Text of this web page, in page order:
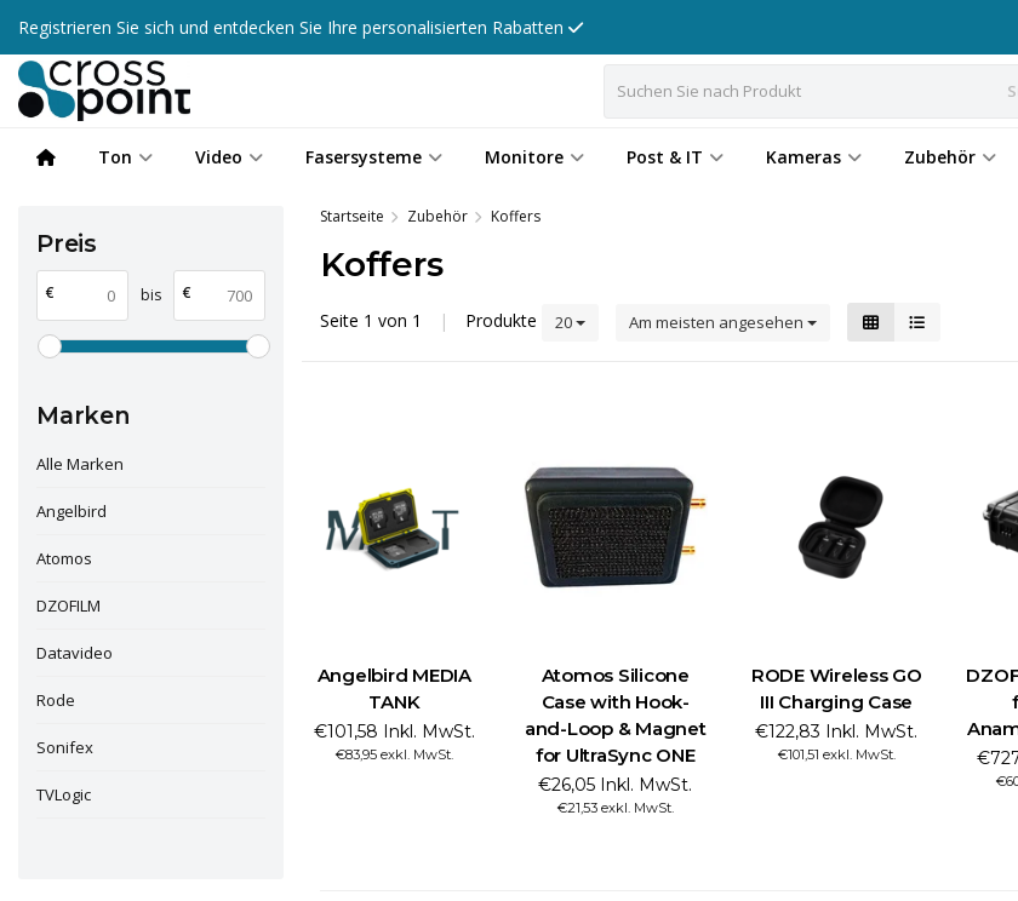
Registrieren Sie sich und entdecken Sie Ihre personalisierten Rabatten
Ton Video Fasersysteme Monitore Post & IT Kameras Zubehör
Preis
€ bis €
Marken
Alle Marken
Angelbird
Atomos
DZOFILM
Datavideo
Rode
Sonifex
TVLogic
Startseite Zubehör Koffers
Koffers
Seite 1 von 1 | Produkte 20 Am meisten angesehen
Angelbird MEDIA
TANK
€101,58 Inkl. MwSt.
€83,95 exkl. MwSt.
Atomos Silicone
Case with Hook-
and-Loop & Magnet
for UltraSync ONE
€26,05 Inkl. MwSt.
€21,53 exkl. MwSt.
RODE Wireless GO
III Charging Case
€122,83 Inkl. MwSt.
€101,51 exkl. MwSt.